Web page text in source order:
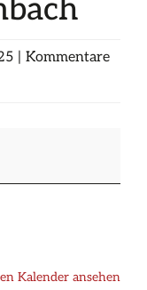
Kommentare
Kalender ansehen